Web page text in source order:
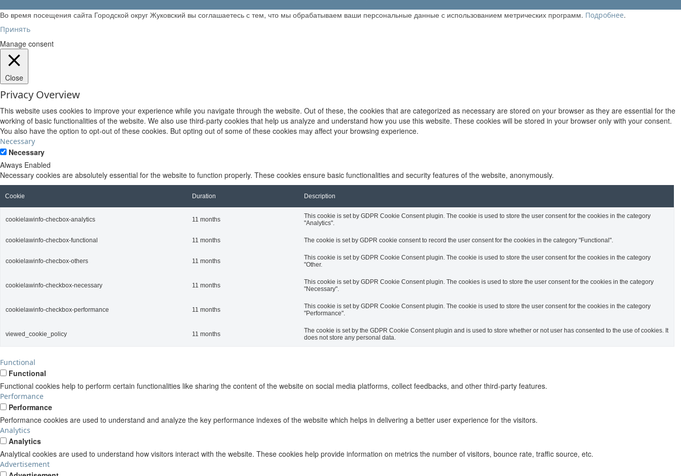
Во время посещения сайта Городской округ Жуковский вы соглашаетесь с тем, что мы обрабатываем ваши персональные данные с использованием метрических программ. Подробнее.
Принять
Manage consent
Close
Privacy Overview
This website uses cookies to improve your experience while you navigate through the website. Out of these, the cookies that are categorized as necessary are stored on your browser as they are essential for the
working of basic functionalities of the website. We also use third-party cookies that help us analyze and understand how you use this website. These cookies will be stored in your browser only with your consent.
You also have the option to opt-out of these cookies. But opting out of some of these cookies may affect your browsing experience.
Necessary
Necessary
Always Enabled
Necessary cookies are absolutely essential for the website to function properly. These cookies ensure basic functionalities and security features of the website, anonymously.
Cookie Duration Description
cookielawinfo-checbox-analytics 11 months
This cookie is set by GDPR Cookie Consent plugin. The cookie is used to store the user consent for the cookies in the category
"Analytics".
cookielawinfo-checbox-functional 11 months The cookie is set by GDPR cookie consent to record the user consent for the cookies in the category "Functional".
cookielawinfo-checbox-others 11 months
This cookie is set by GDPR Cookie Consent plugin. The cookie is used to store the user consent for the cookies in the category
"Other.
cookielawinfo-checkbox-necessary 11 months
This cookie is set by GDPR Cookie Consent plugin. The cookies is used to store the user consent for the cookies in the category
"Necessary".
cookielawinfo-checkbox-performance 11 months
This cookie is set by GDPR Cookie Consent plugin. The cookie is used to store the user consent for the cookies in the category
"Performance".
viewed_cookie_policy 11 months
The cookie is set by the GDPR Cookie Consent plugin and is used to store whether or not user has consented to the use of cookies. It
does not store any personal data.
Functional
Functional
Functional cookies help to perform certain functionalities like sharing the content of the website on social media platforms, collect feedbacks, and other third-party features.
Performance
Performance
Performance cookies are used to understand and analyze the key performance indexes of the website which helps in delivering a better user experience for the visitors.
Analytics
Analytics
Analytical cookies are used to understand how visitors interact with the website. These cookies help provide information on metrics the number of visitors, bounce rate, traffic source, etc.
Advertisement